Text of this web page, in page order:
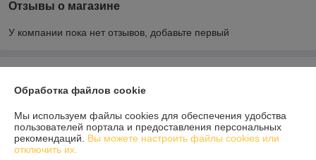
Отзывы о магазине
У компании пока нет отзывов, добавьте первый
Доставка и оплата
Обработка файлов cookie
Мы используем файлы cookies для обеспечения удобства
пользователей портала и предоставления персональных
рекомендаций. Вы можете настроить файлы cookies или
отключить их.